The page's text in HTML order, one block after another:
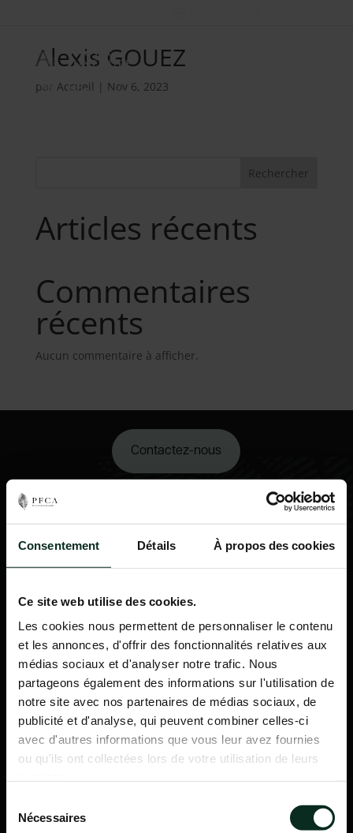
Consentement Détails À propos des cookies
Ce site web utilise des cookies.
Les cookies nous permettent de personnaliser le contenu
et les annonces, d'offrir des fonctionnalités relatives aux
médias sociaux et d'analyser notre trafic. Nous
partageons également des informations sur l'utilisation de
notre site avec nos partenaires de médias sociaux, de
publicité et d'analyse, qui peuvent combiner celles-ci
avec d'autres informations que vous leur avez fournies
ou qu'ils ont collectées lors de votre utilisation de leurs
Nécessaires
Alexis GOUEZ
par Accueil | Nov 6, 2023
Rechercher
Articles récents
Commentaires
récents
Aucun commentaire à afficher.
Contactez-nous